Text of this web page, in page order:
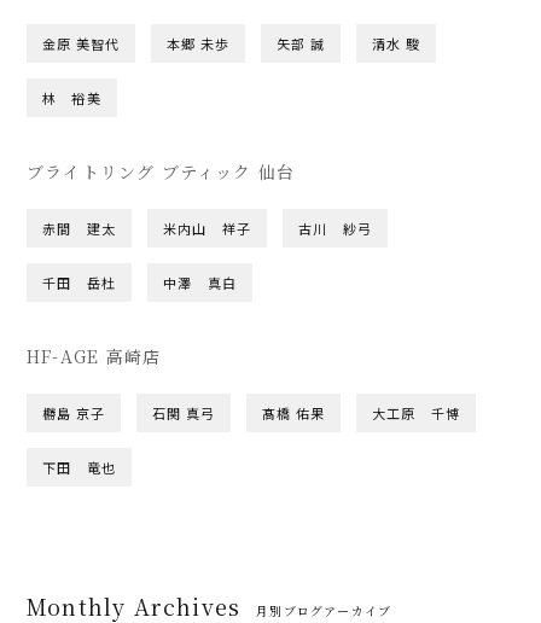
金原 美智代 本郷 未歩 矢部 誠 清水 駿
林 裕美
ブライトリング ブティック 仙台
赤間 建太 米内山 祥子 古川 紗弓
千田 岳杜 中澤 真白
HF-AGE 高崎店
橳島 京子 石関 真弓 髙橋 佑果 大工原 千博
下田 竜也
Monthly Archives 月別ブログアーカイブ